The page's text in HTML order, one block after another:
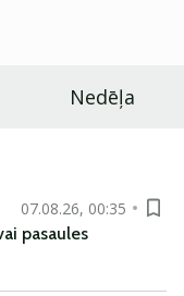
Nedēļa
07.08.26, 00:35
pasaules